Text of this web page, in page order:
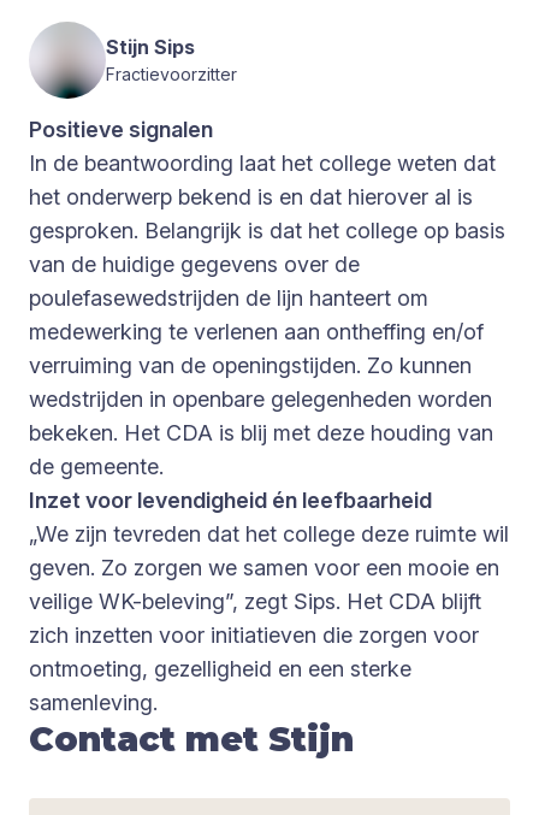
Stijn Sips
Fractievoorzitter
Positieve signalen
In de beantwoording laat het college weten dat
het onderwerp bekend is en dat hierover al is
gesproken. Belangrijk is dat het college op basis
van de huidige gegevens over de
poulefasewedstrijden de lijn hanteert om
medewerking te verlenen aan ontheffing en/of
verruiming van de openingstijden. Zo kunnen
wedstrijden in openbare gelegenheden worden
bekeken. Het CDA is blij met deze houding van
de gemeente.
Inzet voor levendigheid én leefbaarheid
„We zijn tevreden dat het college deze ruimte wil
geven. Zo zorgen we samen voor een mooie en
veilige WK-beleving”, zegt Sips. Het CDA blijft
zich inzetten voor initiatieven die zorgen voor
ontmoeting, gezelligheid en een sterke
samenleving.
Contact met Stijn